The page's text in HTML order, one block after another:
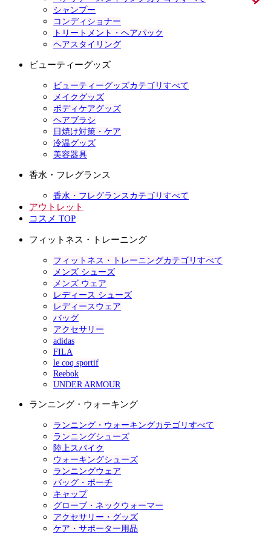
シャンプー
コンディショナー
トリートメント・ヘアパック
ヘアスタイリング
ビューティーグッズ
ビューティーグッズカテゴリすべて
メイクグッズ
ボディケアグッズ
ヘアブラシ
日焼け対策・ケア
冷温グッズ
美容器具
香水・フレグランス
香水・フレグランスカテゴリすべて
アウトレット
コスメ TOP
フィットネス・トレーニング
フィットネス・トレーニングカテゴリすべて
メンズ シューズ
メンズ ウェア
レディース シューズ
レディースウェア
バッグ
アクセサリー
adidas
FILA
le coq sportif
Reebok
UNDER ARMOUR
ランニング・ウォーキング
ランニング・ウォーキングカテゴリすべて
ランニングシューズ
陸上スパイク
ウォーキングシューズ
ランニングウェア
バッグ・ポーチ
キャップ
グローブ・ネックウォーマー
アクセサリー・グッズ
ケア・サポーター用品